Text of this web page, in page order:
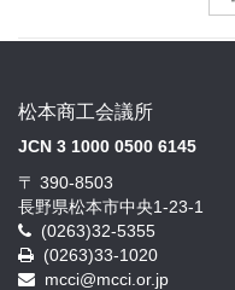
松本商工会議所
JCN 3 1000 0500 6145
〒 390-8503
長野県松本市中央1-23-1
(0263)32-5355
(0263)33-1020
mcci@mcci.or.jp